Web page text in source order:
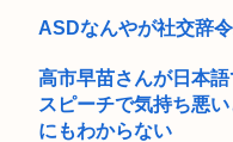
音楽愛好家「クラシック
緊縮財政論者として知ら
触れ左遷
ASDなんやが社交辞
高市早苗さんが日本
スピーチで気持ち悪
にもわからない